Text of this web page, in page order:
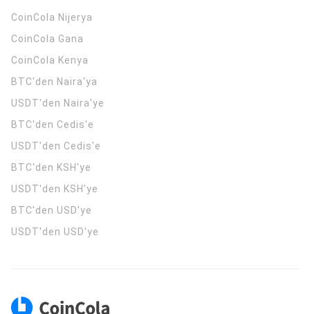
CoinCola Nijerya
CoinCola Gana
CoinCola Kenya
BTC'den Naira'ya
USDT'den Naira'ye
BTC'den Cedis'e
USDT'den Cedis'e
BTC'den KSH'ye
USDT'den KSH'ye
BTC'den USD'ye
USDT'den USD'ye